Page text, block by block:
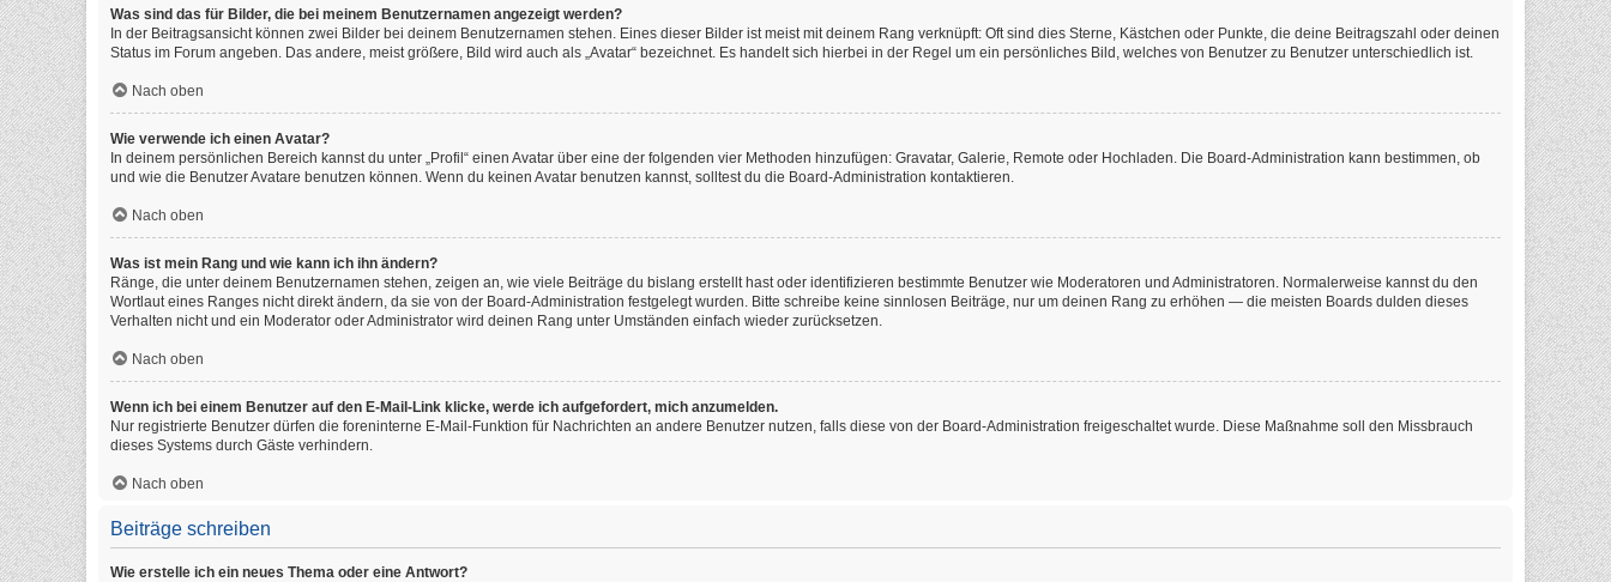
Was sind das für Bilder, die bei meinem Benutzernamen angezeigt werden?
In der Beitragsansicht können zwei Bilder bei deinem Benutzernamen stehen. Eines dieser Bilder ist meist mit deinem Rang verknüpft: Oft sind dies Sterne, Kästchen oder Punkte, die deine Beitragszahl oder deinen
Status im Forum angeben. Das andere, meist größere, Bild wird auch als „Avatar“ bezeichnet. Es handelt sich hierbei in der Regel um ein persönliches Bild, welches von Benutzer zu Benutzer unterschiedlich ist.
Nach oben
Wie verwende ich einen Avatar?
In deinem persönlichen Bereich kannst du unter „Profil“ einen Avatar über eine der folgenden vier Methoden hinzufügen: Gravatar, Galerie, Remote oder Hochladen. Die Board-Administration kann bestimmen, ob
und wie die Benutzer Avatare benutzen können. Wenn du keinen Avatar benutzen kannst, solltest du die Board-Administration kontaktieren.
Nach oben
Was ist mein Rang und wie kann ich ihn ändern?
Ränge, die unter deinem Benutzernamen stehen, zeigen an, wie viele Beiträge du bislang erstellt hast oder identifizieren bestimmte Benutzer wie Moderatoren und Administratoren. Normalerweise kannst du den
Wortlaut eines Ranges nicht direkt ändern, da sie von der Board-Administration festgelegt wurden. Bitte schreibe keine sinnlosen Beiträge, nur um deinen Rang zu erhöhen — die meisten Boards dulden dieses
Verhalten nicht und ein Moderator oder Administrator wird deinen Rang unter Umständen einfach wieder zurücksetzen.
Nach oben
Wenn ich bei einem Benutzer auf den E-Mail-Link klicke, werde ich aufgefordert, mich anzumelden.
Nur registrierte Benutzer dürfen die foreninterne E-Mail-Funktion für Nachrichten an andere Benutzer nutzen, falls diese von der Board-Administration freigeschaltet wurde. Diese Maßnahme soll den Missbrauch
dieses Systems durch Gäste verhindern.
Nach oben
Beiträge schreiben
Wie erstelle ich ein neues Thema oder eine Antwort?